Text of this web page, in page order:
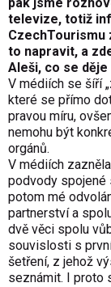
televize, totiž
CzechTourismu
to napravit, a
Aleši, co se
V médiích se šíří
které se přímo
pravou míru,
nemohu být
orgánů.
V médiích
podvody spojené
potom mé
partnerství a
dvě věci spolu
souvislosti s
šetření, z jehož
seznámit. I proto